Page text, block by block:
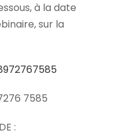
à la date
sur la
7585
: